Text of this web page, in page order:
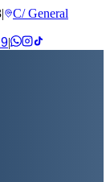
|
C/ General
|